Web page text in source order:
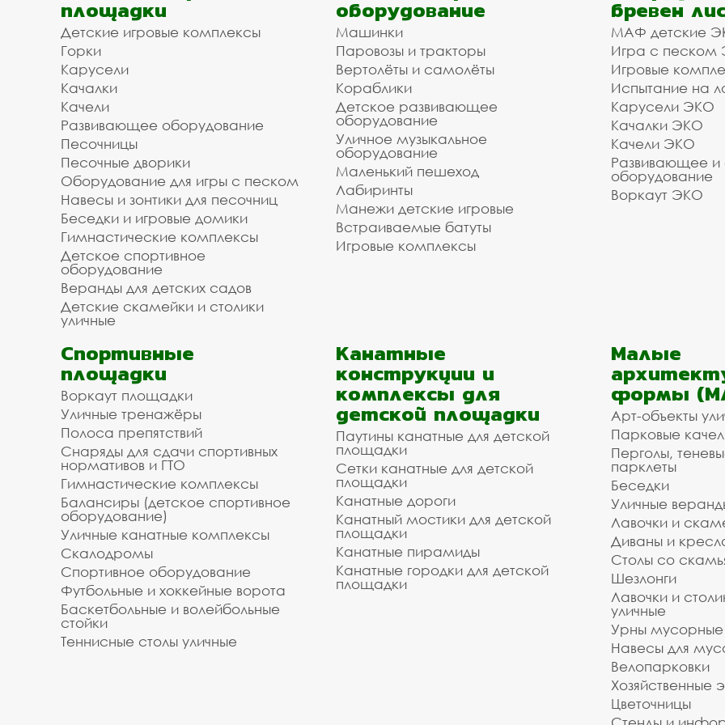
Доступная цена на паровозы и тракторы для
Туле с доставкой и монтажом
Мы организуем для вас доставку и установку оборудования. Наши монтажники имеют весь
/ укладки. Зделайте заказ на паровозы и тракторы для детской игровой площадки в нашей
перевозки и монтажа в Туле и городах: Ефремов, Богородицк, Киреевск, Кимовск, Плавск,
Липки, Советск по всей Тульской области под ключ. Стоимость зависит от объёма заказа и
информацию у наших менеджеров по телефону: +7(4872) 79-00-76, воспользуйтесь формой
необходимого вам оборудования.
Инвестпроект благодарит вас за то, что пользуетесь услугами нашей компании!
Звоните, мы всегда готовы помочь и оперативно выполнить даже очень сложный заказ.
площадки
Детские игровые комплексы
Горки
Карусели
Качалки
Качели
Развивающее оборудование
Песочницы
Песочные дворики
Оборудование для игры с песком
Навесы и зонтики для песочниц
Беседки и игровые домики
Гимнастические комплексы
Детское спортивное
оборудование
Веранды для детских садов
Детские скамейки и столики
уличные
оборудование
Машинки
Паровозы и тракторы
Вертолёты и самолёты
Кораблики
Детское развивающее
оборудование
Уличное музыкальное
оборудование
Маленький пешеход
Лабиринты
Манежи детские игровые
Встраиваемые батуты
Игровые комплексы
бревен
МАФ детские
Игра с песком
Игровые
Испытание на
Карусели ЭКО
Качалки ЭКО
Качели ЭКО
Развивающее
оборудование
Воркаут ЭКО
Спортивные
площадки
Воркаут площадки
Уличные тренажёры
Полоса препятствий
Снаряды для сдачи спортивных
нормативов и ГТО
Гимнастические комплексы
Балансиры (детское спортивное
оборудование)
Уличные канатные комплексы
Скалодромы
Спортивное оборудование
Футбольные и хоккейные ворота
Баскетбольные и волейбольные
стойки
Теннисные столы уличные
Канатные
конструкции и
комплексы для
детской площадки
Паутины канатные для детской
площадки
Сетки канатные для детской
площадки
Канатные дороги
Канатный мостики для детской
площадки
Канатные пирамиды
Канатные городки для детской
площадки
Малые
формы
Арт-объекты
Парковые
Перголы,
парклеты
Беседки
Уличные
Лавочки и
Диваны и
Столы со
Шезлонги
Лавочки и
уличные
Урны мусорные
Навесы для
Велопарковки
Хозяйственные
Цветочницы